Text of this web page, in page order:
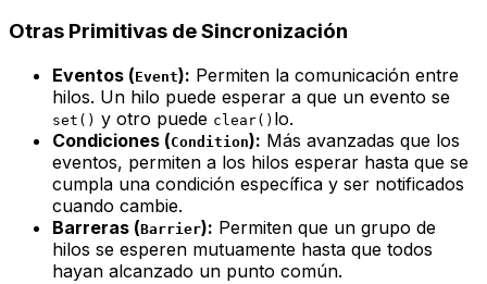
Otras Primitivas de Sincronización
Eventos (Event): Permiten la comunicación entre
hilos. Un hilo puede esperar a que un evento se
set() y otro puede clear() lo.
Condiciones (Condition): Más avanzadas que los
eventos, permiten a los hilos esperar hasta que se
cumpla una condición específica y ser notificados
cuando cambie.
Barreras (Barrier): Permiten que un grupo de
hilos se esperen mutuamente hasta que todos
hayan alcanzado un punto común.